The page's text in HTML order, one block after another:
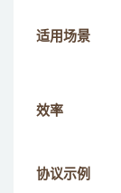
适用场景
效率
协议示例